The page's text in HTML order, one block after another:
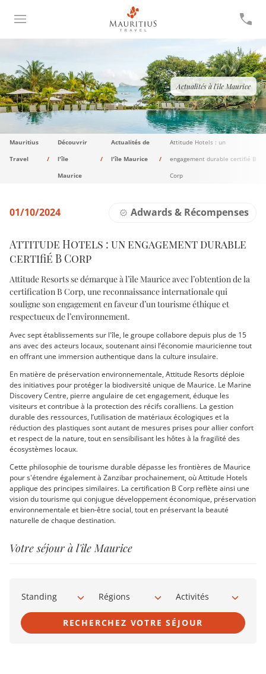
Actualités à l'île Maurice
Mauritius
Travel
Découvrir
l'île
Maurice
Actualités de
l'île Maurice
Attitude Hotels : un
engagement durable certifié B
Corp
01/10/2024 Adwards & Récompenses
Attitude Hotels : un engagement durable
certifié B Corp
Attitude Resorts se démarque à l’île Maurice avec l’obtention de la
certification B Corp, une reconnaissance internationale qui
souligne son engagement en faveur d’un tourisme éthique et
respectueux de l’environnement.
Avec sept établissements sur l'île, le groupe collabore depuis plus de 15
ans avec des acteurs locaux, soutenant ainsi l’économie mauricienne tout
en offrant une immersion authentique dans la culture insulaire.
En matière de préservation environnementale, Attitude Resorts déploie
des initiatives pour protéger la biodiversité unique de Maurice. Le Marine
Discovery Centre, pierre angulaire de cet engagement, éduque les
visiteurs et contribue à la protection des récifs coralliens. La gestion
durable des ressources, l’utilisation de matériaux écologiques et la
réduction des plastiques sont autant de mesures prises pour allier confort
et respect de la nature, tout en sensibilisant les hôtes à la fragilité des
écosystèmes locaux.
Cette philosophie de tourisme durable dépasse les frontières de Maurice
pour s'étendre également à Zanzibar prochainement, où Attitude Hotels
applique des principes similaires. La certification B Corp reflète ainsi une
vision du tourisme qui conjugue développement économique, préservation
environnementale et bien-être social, tout en préservant la beauté
naturelle de chaque destination.
Votre séjour à l'île Maurice
Standing Régions Activités
RECHERCHEZ VOTRE SÉJOUR